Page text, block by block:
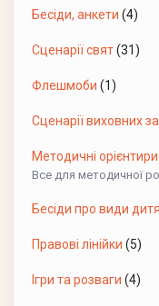
Бесіди, анкети (4)
Сценарії свят(31)
Флешмоби (1)
Сценарії виховних
Методичні орієнтири
Все для методичної
Бесіди про види
Правові лінійки (5)
Ігри та розваги (4)